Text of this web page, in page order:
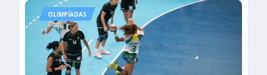
OLIMPÍADAS